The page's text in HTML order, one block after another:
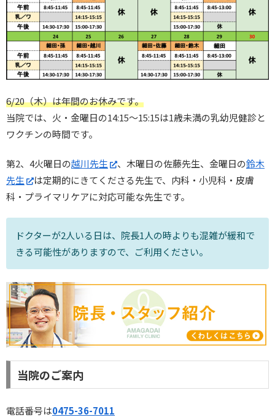
6/20（木）は年間のお休みです。
当院では、火・金曜日の14:15～15:15は1歳未満の乳幼児健診と
ワクチンの時間です。
第2、4火曜日の越川先生 、木曜日の佐藤先生、金曜日の鈴木
先生
は定期的にきてくださる先生で、内科・小児科・皮膚
科・プライマリケアに対応可能な先生です。
ドクターが2人いる日は、院長1人の時よりも混雑が緩和で
きる可能性がありますので、ご利用ください。
当院のご案内
電話番号は0475-36-7011